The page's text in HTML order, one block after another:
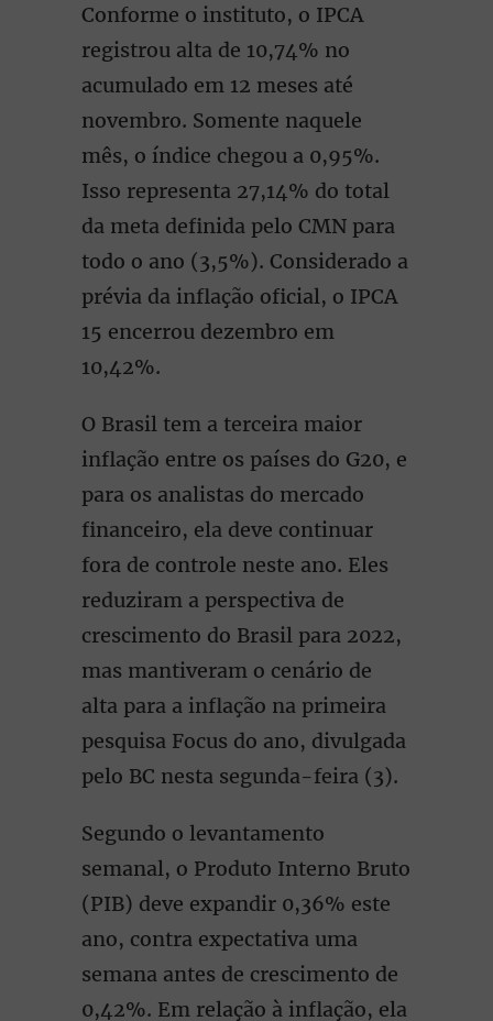
Conforme o instituto, o IPCA
registrou alta de 10,74% no
acumulado em 12 meses até
novembro. Somente naquele
mês, o índice chegou a 0,95%.
Isso representa 27,14% do total
da meta definida pelo CMN para
todo o ano (3,5%). Considerado a
prévia da inflação oficial, o IPCA
15 encerrou dezembro em
10,42%.
O Brasil tem a terceira maior
inflação entre os países do G20, e
para os analistas do mercado
financeiro, ela deve continuar
fora de controle neste ano. Eles
reduziram a perspectiva de
crescimento do Brasil para 2022,
mas mantiveram o cenário de
alta para a inflação na primeira
pesquisa Focus do ano, divulgada
pelo BC nesta segunda-feira (3).
Segundo o levantamento
semanal, o Produto Interno Bruto
(PIB) deve expandir 0,36% este
ano, contra expectativa uma
semana antes de crescimento de
0,42%. Em relação à inflação, ela